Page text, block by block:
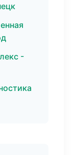
-